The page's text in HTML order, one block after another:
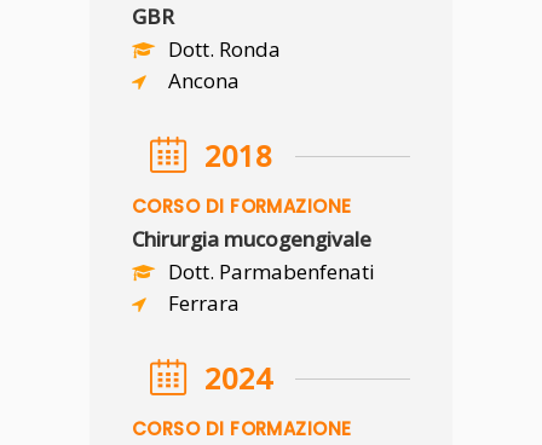
GBR
Dott. Ronda
Ancona
2018
CORSO DI FORMAZIONE
Chirurgia mucogengivale
Dott. Parmabenfenati
Ferrara
2024
CORSO DI FORMAZIONE